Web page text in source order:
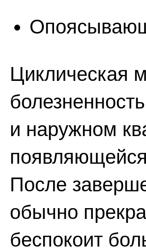
Циклическая
и наружном
После
обычно
беспокоит